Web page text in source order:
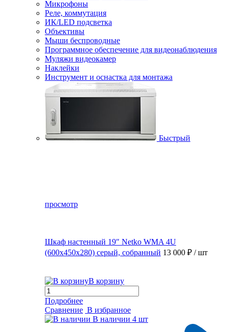
Микрофоны
Реле, коммутация
ИК/LED подсветка
Объективы
Мыши беспроводные
Программное обеспечение для видеонаблюдения
Муляжи видеокамер
Наклейки
Инструмент и оснастка для монтажа
Быстрый
просмотр
Шкаф настенный 19″ Netko WMA 4U
(600x450x280) серый, собранный 13 000 ₽ / шт
В корзину
Подробнее
Сравнение В избранное
В наличии 4 шт